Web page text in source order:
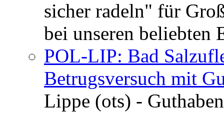
sicher radeln" für
bei unseren beliebten
POL-LIP: Bad
Betrugsversuch mit
Lippe (ots) -